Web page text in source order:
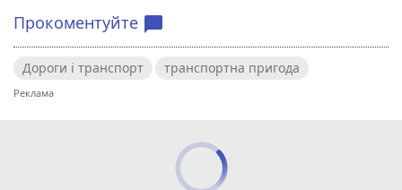
Прокоментуйте chat_bubble
Дороги і транспорт транспортна пригода